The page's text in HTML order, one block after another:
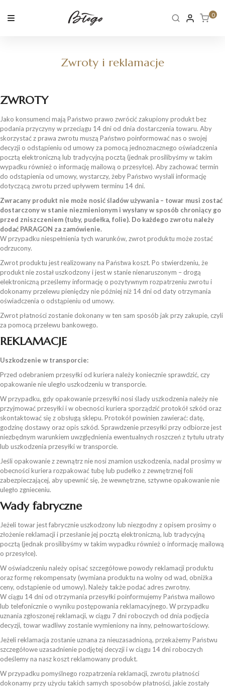
0
Zwroty i reklamacje
ZWROTY
Jako konsumenci mają Państwo prawo zwrócić zakupiony produkt bez
podania przyczyny w przeciągu 14 dni od dnia dostarczenia towaru. Aby
skorzystać z prawa zwrotu muszą Państwo poinformować nas o swojej
decyzji o odstąpieniu od umowy za pomocą jednoznacznego oświadczenia
pocztą elektroniczną lub tradycyjną pocztą (jednak prosilibyśmy w takim
wypadku również o informację mailową o przesyłce). Aby zachować termin
do odstąpienia od umowy, wystarczy, żeby Państwo wysłali informację
dotyczącą zwrotu przed upływem terminu 14 dni.
Zwracany produkt nie może nosić śladów używania – towar musi zostać
dostarczony w stanie niezmienionym i wysłany w sposób chroniący go
przed zniszczeniem (tuby, pudełka, folie). Do każdego zwrotu należy
dodać PARAGON za zamówienie.
W przypadku niespełnienia tych warunków, zwrot produktu może zostać
odrzucony.
Zwrot produktu jest realizowany na Państwa koszt. Po stwierdzeniu, że
produkt nie został uszkodzony i jest w stanie nienaruszonym – drogą
elektroniczną prześlemy informację o pozytywnym rozpatrzeniu zwrotu i
dokonamy przelewu pieniędzy nie później niż 14 dni od daty otrzymania
oświadczenia o odstąpieniu od umowy.
Zwrot płatności zostanie dokonany w ten sam sposób jak przy zakupie, czyli
za pomocą przelewu bankowego.
REKLAMACJE
Uszkodzenie w transporcie:
Przed ode­bra­niem prze­syłki od kuriera należy koniecznie spraw­dzić, czy
opa­ko­wa­nie nie ule­gło uszko­dze­niu w trans­por­cie.
W przy­padku, gdy opa­ko­wa­nie prze­syłki nosi ślady uszko­dze­nia należy nie
przyj­mo­wać prze­syłki i w obec­no­ści kuriera spo­rzą­dzić pro­to­kół szkód oraz
skon­tak­to­wać się z obsługą sklepu. Pro­to­kół powi­nien zawie­rać: datę,
godzinę dostawy oraz opis szkód. Spraw­dze­nie prze­syłki przy odbio­rze jest
nie­zbęd­nym warun­kiem uwzględ­nie­nia ewen­tu­al­nych rosz­czeń z tytułu utraty
lub uszko­dze­nia prze­syłki w trans­por­cie.
Jeśli opakowanie z zewnątrz nie nosi znamion uszkodzenia, nadal prosimy w
obecności kuriera rozpakować tubę lub pudełko z zewnętrznej foli
zabezpieczającej, aby upewnić się, że wewnętrzne, sztywne opakowanie nie
uległo zgnieceniu.
Wady fabryczne
Jeżeli towar jest fabrycz­nie uszko­dzony lub nie­zgodny z opi­sem pro­simy o
zło­że­nie rekla­ma­cji i przesłanie jej pocztą elektroniczną, lub tradycyjną
pocztą (jednak prosilibyśmy w takim wypadku również o informację mailową
o przesyłce).
W oświadczeniu należy opisać szczegółowe powody reklamacji produktu
oraz formę rekompensaty (wymiana produktu na wolny od wad, obniżka
ceny, odstąpienie od umowy). Należy także podać adres zwrotny.
W ciągu 14 dni od otrzymania przesyłki poinformujemy Państwa mailowo
lub telefonicznie o wyniku postępowania reklamacyjnego. W przy­padku
uzna­nia zgło­szo­nej rekla­ma­cji, w ciągu 7 dni roboczych od dnia podjęcia
decyzji, towar wadliwy zosta­nie wymie­niony na inny, peł­no­war­to­ściowy.
Jeżeli reklamacja zostanie uznana za nieuzasadnioną, przekażemy Państwu
szczegółowe uzasadnienie podjętej decyzji i w ciągu 14 dni roboczych
odeślemy na nasz koszt reklamowany produkt.
W przypadku pomyślnego rozpatrzenia reklamacji, zwrotu płatności
dokonamy przy użyciu takich samych sposobów płatności, jakie zostały